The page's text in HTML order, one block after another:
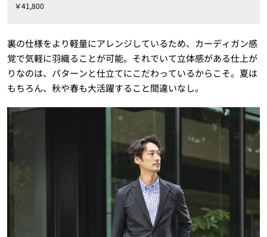
￥41,800
裏の仕様をより軽量にアレンジしているため、カーディガン感
覚で気軽に羽織ることが可能。それでいて立体感がある仕上が
りなのは、パターンと仕立てにこだわっているからこそ。夏は
もちろん、秋や春も大活躍すること間違いなし。